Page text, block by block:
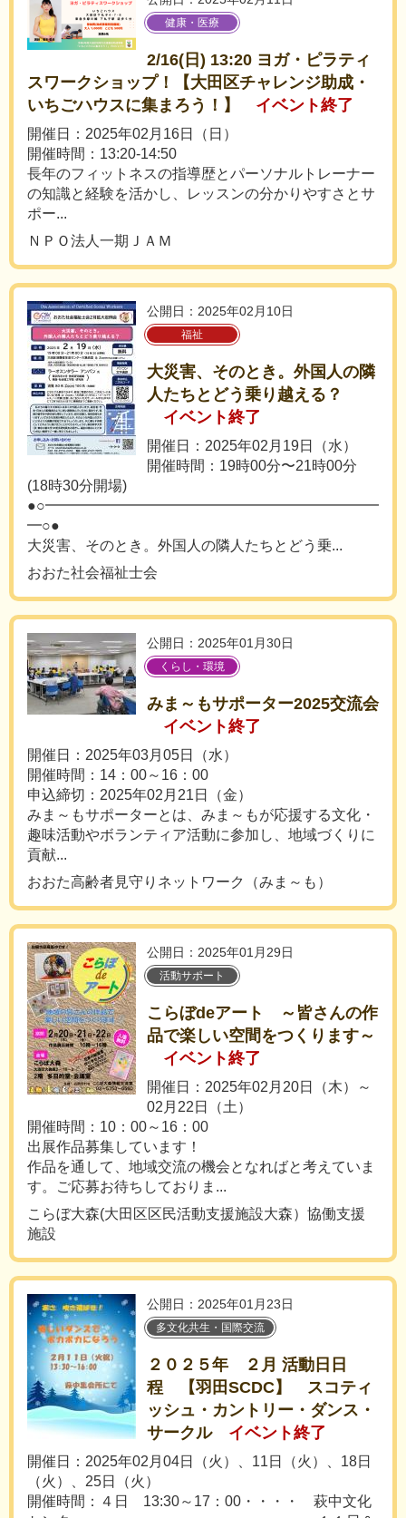
健康・医療
2/16(日) 13:20 ヨガ・ピラティ
スワークショップ！【大田区チャレンジ助成・
いちごハウスに集まろう！】
イベント終了
開催日：2025年02月16日（日）
開催時間：13:20-14:50
長年のフィットネスの指導歴とパーソナルトレーナー
の知識と経験を活かし、レッスンの分かりやすさとサ
ポー...
ＮＰＯ法人一期ＪＡＭ
公開日：2025年02月10日
福祉
大災害、そのとき。外国人の隣
人たちとどう乗り越える？
イベント終了
開催日：2025年02月19日（水）
開催時間：19時00分〜21時00分
(18時30分開場)
●○━━━━━━━━━━━━━━━━━━━━━━━
━○●
大災害、そのとき。外国人の隣人たちとどう乗...
おおた社会福祉士会
公開日：2025年01月30日
くらし・環境
みま～もサポーター2025交流会
イベント終了
開催日：2025年03月05日（水）
開催時間：14：00～16：00
申込締切：2025年02月21日（金）
みま～もサポーターとは、みま～もが応援する文化・
趣味活動やボランティア活動に参加し、地域づくりに
貢献...
おおた高齢者見守りネットワーク（みま～も）
公開日：2025年01月29日
活動サポート
こらぼdeアート ～皆さんの作
品で楽しい空間をつくります～
イベント終了
開催日：2025年02月20日（木）～
02月22日（土）
開催時間：10：00～16：00
出展作品募集しています！
作品を通して、地域交流の機会となればと考えていま
す。ご応募お待ちしておりま...
こらぼ大森(大田区区民活動支援施設大森）協働支援
施設
公開日：2025年01月23日
多文化共生・国際交流
２０２５年 ２月 活動日日
程 【羽田SCDC】 スコティ
ッシュ・カントリー・ダンス・
サークル
イベント終了
開催日：2025年02月04日（火）、11日（火）、18日
（火）、25日（火）
開催時間：４日 13:30～17：00・・・・ 萩中文化